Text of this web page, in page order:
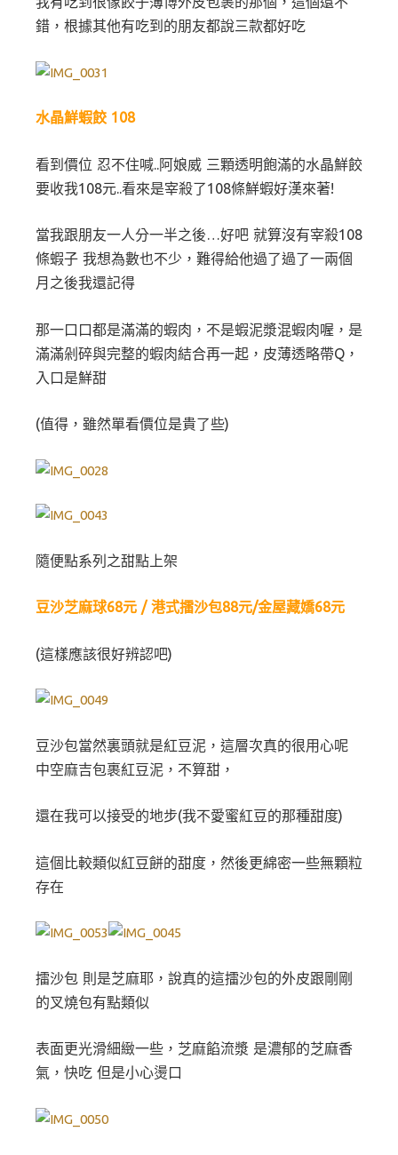
錯，根據其他有吃到的朋友都說三款都好吃
水晶鮮蝦餃 108
看到價位 忍不住喊..阿娘威 三顆透明飽滿的水晶鮮餃
要收我108元..看來是宰殺了108條鮮蝦好漢來著!
當我跟朋友一人分一半之後…好吧 就算沒有宰殺108
條蝦子 我想為數也不少，難得給他過了過了一兩個
月之後我還記得
那一口口都是滿滿的蝦肉，不是蝦泥漿混蝦肉喔，是
滿滿剁碎與完整的蝦肉結合再一起，皮薄透略帶Q，
入口是鮮甜
(值得，雖然單看價位是貴了些)
隨便點系列之甜點上架
豆沙芝麻球68元 / 港式擂沙包88元/金屋藏嬌68元
(這樣應該很好辨認吧)
豆沙包當然裏頭就是紅豆泥，這層次真的很用心呢
中空麻吉包裹紅豆泥，不算甜，
還在我可以接受的地步(我不愛蜜紅豆的那種甜度)
這個比較類似紅豆餅的甜度，然後更綿密一些無顆粒
存在
擂沙包 則是芝麻耶，說真的這擂沙包的外皮跟剛剛
的叉燒包有點類似
表面更光滑細緻一些，芝麻餡流漿 是濃郁的芝麻香
氣，快吃 但是小心燙口